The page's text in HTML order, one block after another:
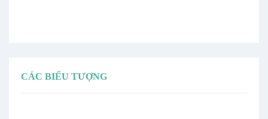
CÁC BIỂU TƯỢNG